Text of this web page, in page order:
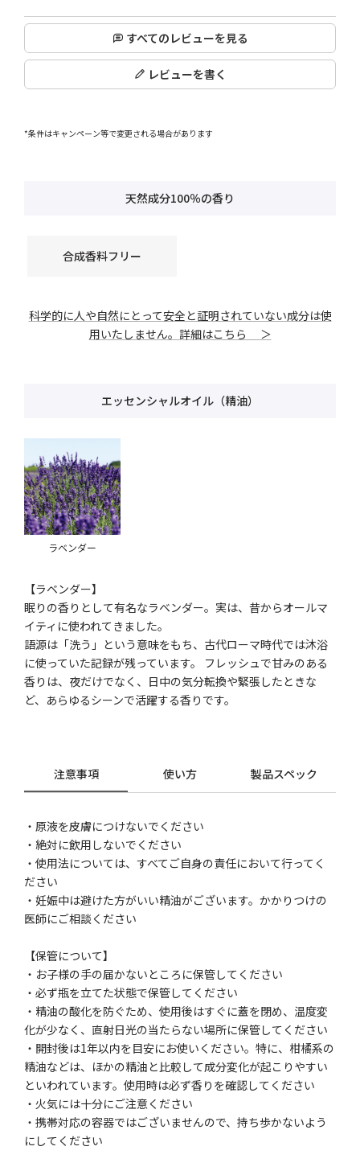
すべてのレビューを見る
レビューを書く
*条件はキャンペーン等で変更される場合があります
天然成分100％の香り
合成香料フリー
科学的に人や自然にとって安全と証明されていない成分は使
用いたしません。詳細はこちら ＞
エッセンシャルオイル（精油）
ラベンダー
【ラベンダー】
眠りの香りとして有名なラベンダー。実は、昔からオールマ
イティに使われてきました。
語源は「洗う」という意味をもち、古代ローマ時代では沐浴
に使っていた記録が残っています。 フレッシュで甘みのある
香りは、夜だけでなく、日中の気分転換や緊張したときな
ど、あらゆるシーンで活躍する香りです。
注意事項 使い方 製品スペック
・原液を皮膚につけないでください
・絶対に飲用しないでください
・使用法については、すべてご自身の責任において行ってく
ださい
・妊娠中は避けた方がいい精油がございます。かかりつけの
医師にご相談ください
【保管について】
・お子様の手の届かないところに保管してください
・必ず瓶を立てた状態で保管してください
・精油の酸化を防ぐため、使用後はすぐに蓋を閉め、温度変
化が少なく、直射日光の当たらない場所に保管してください
・開封後は1年以内を目安にお使いください。特に、柑橘系の
精油などは、ほかの精油と比較して成分変化が起こりやすい
といわれています。使用時は必ず香りを確認してください
・火気には十分にご注意ください
・携帯対応の容器ではございませんので、持ち歩かないよう
にしてください